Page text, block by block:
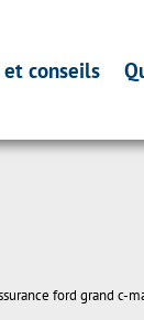
et conseils
ford grand c-